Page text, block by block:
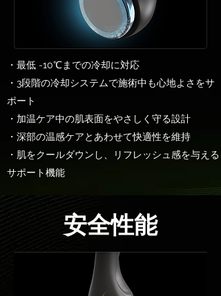
・最低 -10℃までの冷却に対応
・3段階の冷却システムで施術中も心地よさをサ
ポート
・加温ケア中の肌表面をやさしく守る設計
・深部の温感ケアとあわせて快適性を維持
・肌をクールダウンし、リフレッシュ感を与える
サポート機能
安全性能